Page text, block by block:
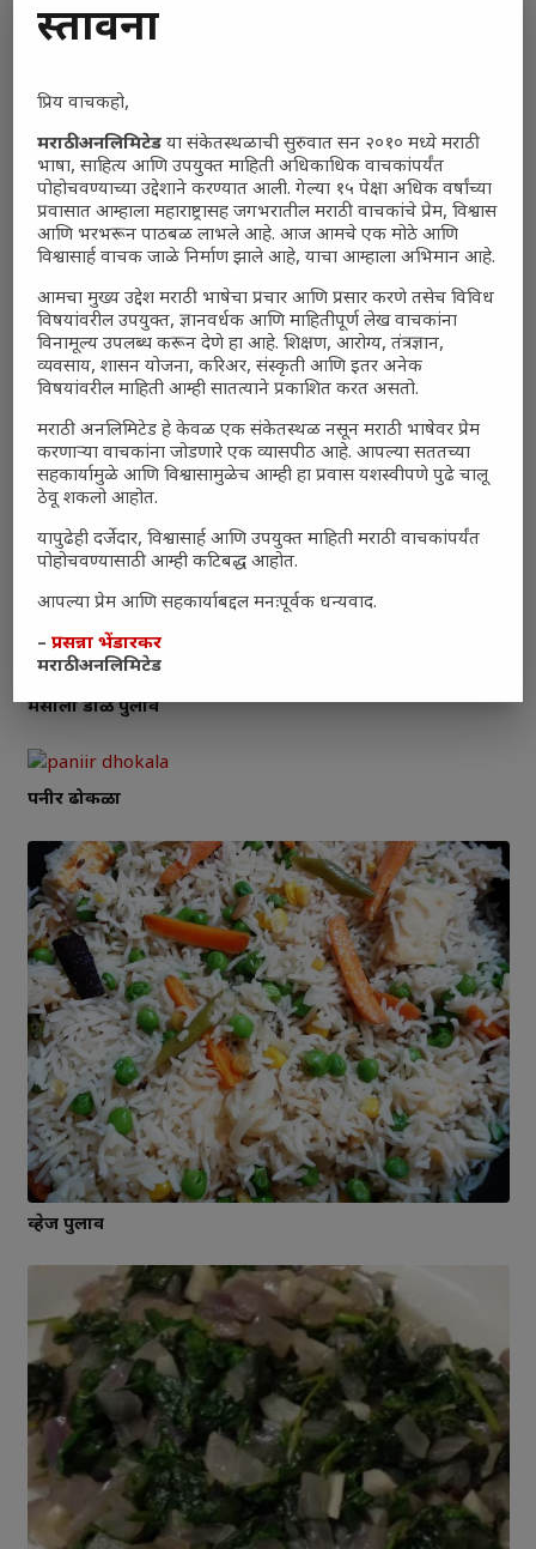
मसाला डाळ पुलाव
पनीर ढोकळा
व्हेज पुलाव
प्रस्तावना
प्रिय वाचकहो,
मराठी अनलिमिटेड या संकेतस्थळाची सुरुवात सन २०१० मध्ये मराठी
भाषा, साहित्य आणि उपयुक्त माहिती अधिकाधिक वाचकांपर्यंत
पोहोचवण्याच्या उद्देशाने करण्यात आली. गेल्या १५ पेक्षा अधिक वर्षांच्या
प्रवासात आम्हाला महाराष्ट्रासह जगभरातील मराठी वाचकांचे प्रेम, विश्वास
आणि भरभरून पाठबळ लाभले आहे. आज आमचे एक मोठे आणि
विश्वासार्ह वाचक जाळे निर्माण झाले आहे, याचा आम्हाला अभिमान आहे.
आमचा मुख्य उद्देश मराठी भाषेचा प्रचार आणि प्रसार करणे तसेच विविध
विषयांवरील उपयुक्त, ज्ञानवर्धक आणि माहितीपूर्ण लेख वाचकांना
विनामूल्य उपलब्ध करून देणे हा आहे. शिक्षण, आरोग्य, तंत्रज्ञान,
व्यवसाय, शासन योजना, करिअर, संस्कृती आणि इतर अनेक
विषयांवरील माहिती आम्ही सातत्याने प्रकाशित करत असतो.
मराठी अनलिमिटेड हे केवळ एक संकेतस्थळ नसून मराठी भाषेवर प्रेम
करणाऱ्या वाचकांना जोडणारे एक व्यासपीठ आहे. आपल्या सततच्या
सहकार्यामुळे आणि विश्वासामुळेच आम्ही हा प्रवास यशस्वीपणे पुढे चालू
ठेवू शकलो आहोत.
यापुढेही दर्जेदार, विश्वासार्ह आणि उपयुक्त माहिती मराठी वाचकांपर्यंत
पोहोचवण्यासाठी आम्ही कटिबद्ध आहोत.
आपल्या प्रेम आणि सहकार्याबद्दल मनःपूर्वक धन्यवाद.
–प्रसन्ना भेंडारकर
मराठी अनलिमिटेड